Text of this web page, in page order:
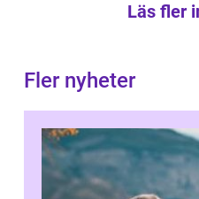
Läs fler
Fler nyheter